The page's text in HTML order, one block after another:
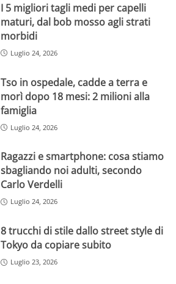
I 5 migliori tagli medi per capelli
maturi, dal bob mosso agli strati
morbidi
Luglio 24, 2026
Tso in ospedale, cadde a terra e
morì dopo 18 mesi: 2 milioni alla
famiglia
Luglio 24, 2026
Ragazzi e smartphone: cosa stiamo
sbagliando noi adulti, secondo
Carlo Verdelli
Luglio 24, 2026
8 trucchi di stile dallo street style di
Tokyo da copiare subito
Luglio 23, 2026